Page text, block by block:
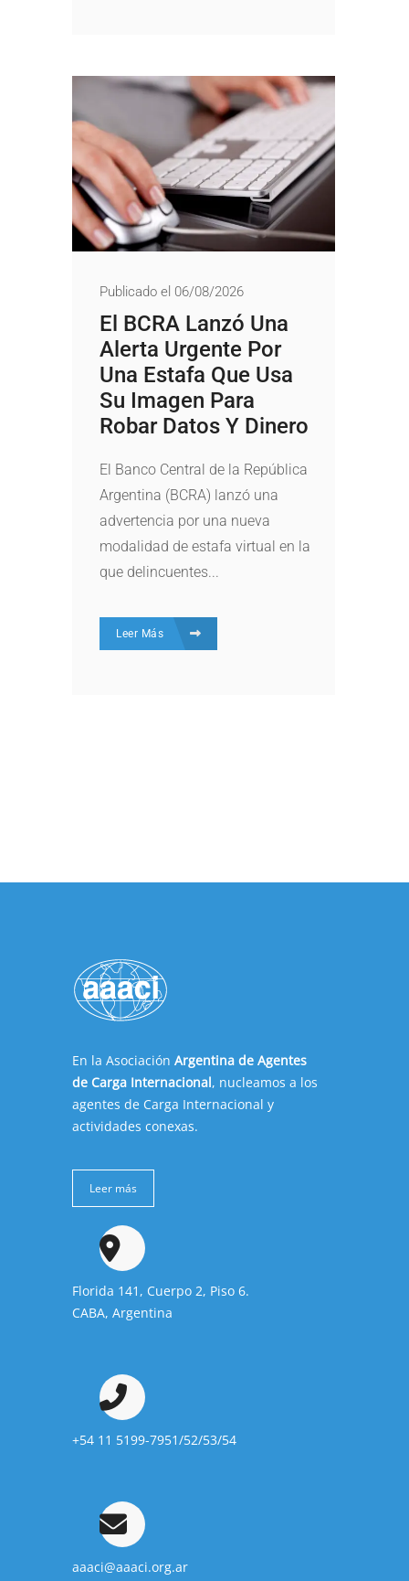
Publicado el 06/08/2026
El BCRA Lanzó Una
Alerta Urgente Por
Una Estafa Que Usa
Su Imagen Para
Robar Datos Y Dinero
El Banco Central de la República
Argentina (BCRA) lanzó una
advertencia por una nueva
modalidad de estafa virtual en la
que delincuentes...
Leer Más
En la Asociación Argentina de Agentes
de Carga Internacional, nucleamos a los
agentes de Carga Internacional y
actividades conexas.
Leer más
Florida 141, Cuerpo 2, Piso 6.
CABA, Argentina
+54 11 5199-7951/52/53/54
aaaci@aaaci.org.ar